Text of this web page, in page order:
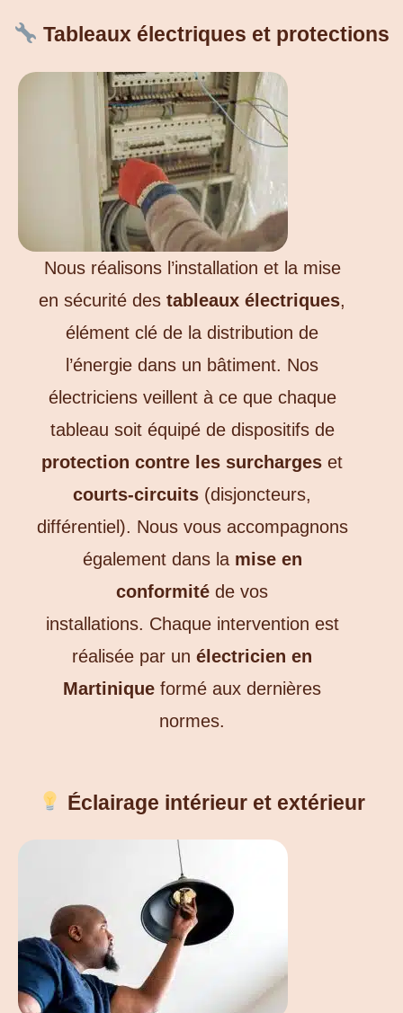
Tableaux électriques et protections
Nous réalisons l’installation et la mise
en sécurité destableaux électriques,
élément clé de la distribution de
l’énergie dans un bâtiment. Nos
électriciens veillent à ce que chaque
tableau soit équipé de dispositifs de
protection contre les surcharges et
courts-circuits (disjoncteurs,
différentiel). Nous vous accompagnons
également dans la mise en
conformité de vos
installations. Chaque intervention est
réalisée par unélectricien en
Martinique formé aux dernières
normes.
Éclairage intérieur et extérieur